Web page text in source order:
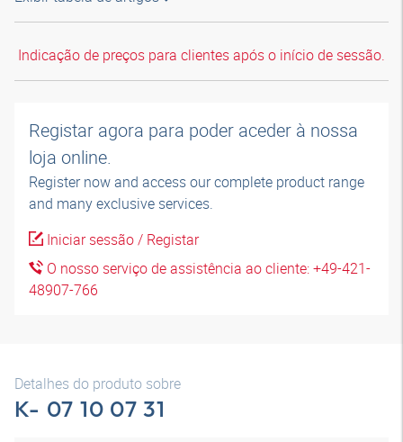
Indicação de preços para clientes após o início de sessão.
Registar agora para poder aceder à nossa
loja online.
Register now and access our complete product range
and many exclusive services.
Iniciar sessão / Registar
O nosso serviço de assistência ao cliente: +49-421-
48907-766
Detalhes do produto sobre
K- 07 10 07 31